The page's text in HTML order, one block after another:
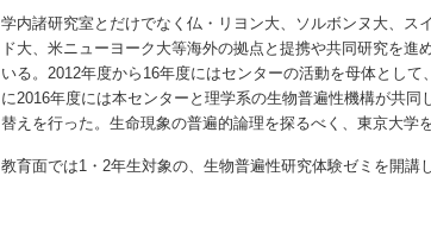
学内諸研究室とだけでなく仏・リヨン大、ソルボンヌ大、
ド大、米ニューヨーク大等海外の拠点と提携や共同研究を
いる。2012年度から16年度にはセンターの活動を母体とし
に2016年度には本センターと理学系の生物普遍性機構が共
替えを行った。生命現象の普遍的論理を探るべく、東京大学
教育面では1・2年生対象の、生物普遍性研究体験ゼミを開講